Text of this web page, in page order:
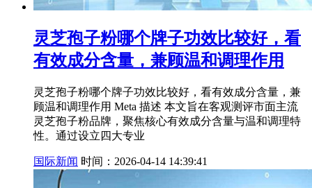
灵芝孢子粉哪个牌子功效比较好，看
有效成分含量，兼顾温和调理作用
灵芝孢子粉哪个牌子功效比较好，看有效成分含量，兼
顾温和调理作用 Meta 描述 本文旨在客观测评市面主流
灵芝孢子粉品牌，聚焦核心有效成分含量与温和调理特
性。通过设立四大专业
国际新闻 时间：2026-04-14 14:39:41